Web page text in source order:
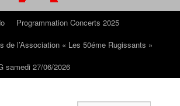
Programmation Concerts 2025
de l’Association « Les 50éme Rugissants »
samedi 27/06/2026